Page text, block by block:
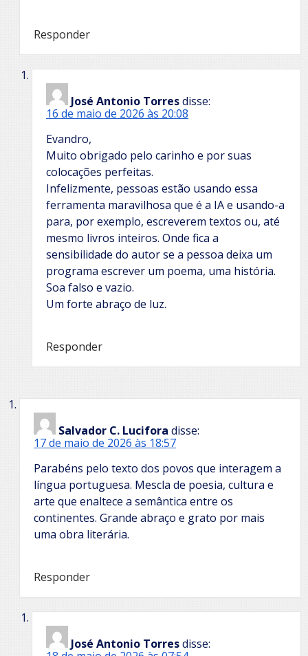
Responder
José Antonio Torresdisse:
16 de maio de 2026 às 20:08
Evandro,
Muito obrigado pelo carinho e por suas
colocações perfeitas.
Infelizmente, pessoas estão usando essa
ferramenta maravilhosa que é a IA e usando-a
para, por exemplo, escreverem textos ou, até
mesmo livros inteiros. Onde fica a
sensibilidade do autor se a pessoa deixa um
programa escrever um poema, uma história.
Soa falso e vazio.
Um forte abraço de luz.
Responder
Salvador C. Lucifora disse:
17 de maio de 2026 às 18:57
Parabéns pelo texto dos povos que interagem a
língua portuguesa. Mescla de poesia, cultura e
arte que enaltece a semântica entre os
continentes. Grande abraço e grato por mais
uma obra literária.
Responder
José Antonio Torresdisse: